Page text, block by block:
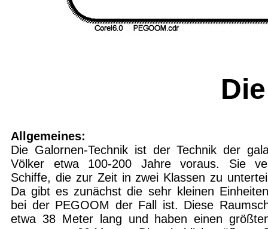
Allgemeines:
Die Galornen-Technik ist der Technik der
Völker etwa 100-200 Jahre voraus. Sie
Schiffe, die zur Zeit in zwei Klassen zu
Da gibt es zunächst die sehr kleinen
bei der PEGOOM der Fall ist. Diese
etwa 38 Meter lang und haben einen